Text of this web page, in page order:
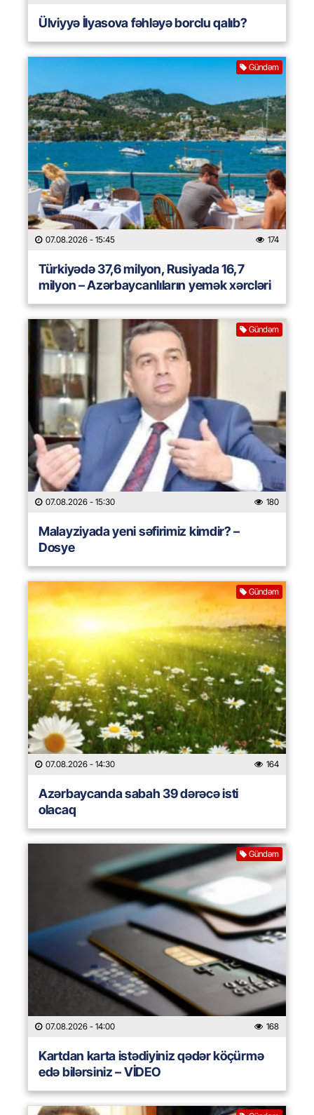
Ülviyyə İlyasova fəhləyə borclu qalıb?
Gündəm
07.08.2026 - 15:45 174
Türkiyədə 37,6 milyon, Rusiyada 16,7
milyon – Azərbaycanlıların yemək xərcləri
Gündəm
07.08.2026 - 15:30 180
Malayziyada yeni səfirimiz kimdir? –
Dosye
Gündəm
07.08.2026 - 14:30 164
Azərbaycanda sabah 39 dərəcə isti
olacaq
Gündəm
07.08.2026 - 14:00 168
Kartdan karta istədiyiniz qədər köçürmə
edə bilərsiniz – VİDEO